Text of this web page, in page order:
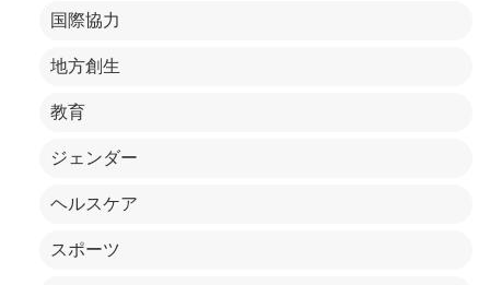
国際協力
地方創生
教育
ジェンダー
ヘルスケア
スポーツ